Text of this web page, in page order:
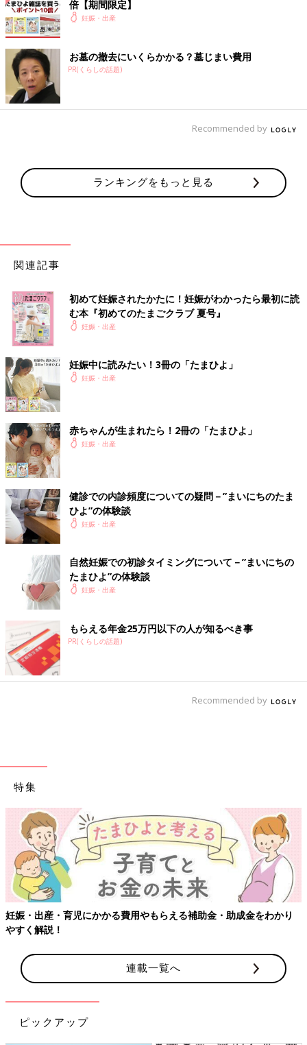
倍【期間限定】
妊娠・出産
お墓の撤去にいくらかかる？墓じまい費用
PR(くらしの話題)
Recommended by
ランキングをもっと見る
関連記事
初めて妊娠されたかたに！妊娠がわかったら最初に読
む本『初めてのたまごクラブ 夏号』
妊娠・出産
妊娠中に読みたい！3冊の「たまひよ」
妊娠・出産
赤ちゃんが生まれたら！2冊の「たまひよ」
妊娠・出産
健診での内診頻度についての疑問－”まいにちのたま
ひよ”の体験談
妊娠・出産
自然妊娠での初診タイミングについて－”まいにちの
たまひよ”の体験談
妊娠・出産
もらえる年金25万円以下の人が知るべき事
PR(くらしの話題)
Recommended by
特集
【ワクチン接種できるものも】妊婦の感染症対策、知っておいて！
連載一覧へ
ピックアップ